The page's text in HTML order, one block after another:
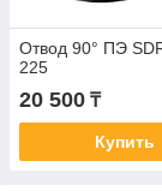
Отвод 90° ПЭ
225
20 500 ₸
Купить